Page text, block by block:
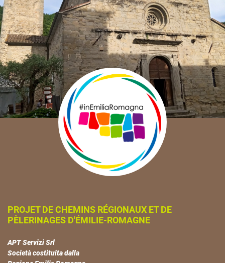
PROJET DE CHEMINS RÉGIONAUX ET DE
PÈLERINAGES D'ÉMILIE-ROMAGNE
APT Servizi Srl
Società costituita dalla